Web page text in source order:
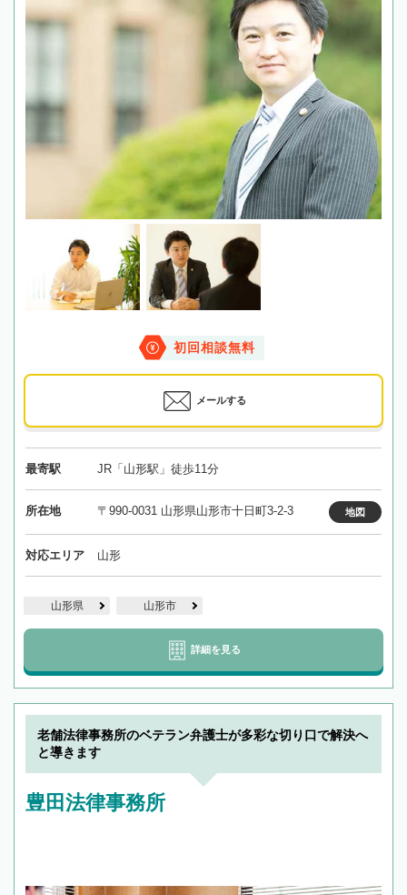
初回相談無料
メールする
最寄駅 JR「山形駅」徒歩11分
所在地 〒990-0031 山形県山形市十日町3-2-3 地図
対応エリア 山形
山形県 山形市
詳細を見る
老舗法律事務所のベテラン弁護士が多彩な切り口で解決へ
と導きます
豊田法律事務所